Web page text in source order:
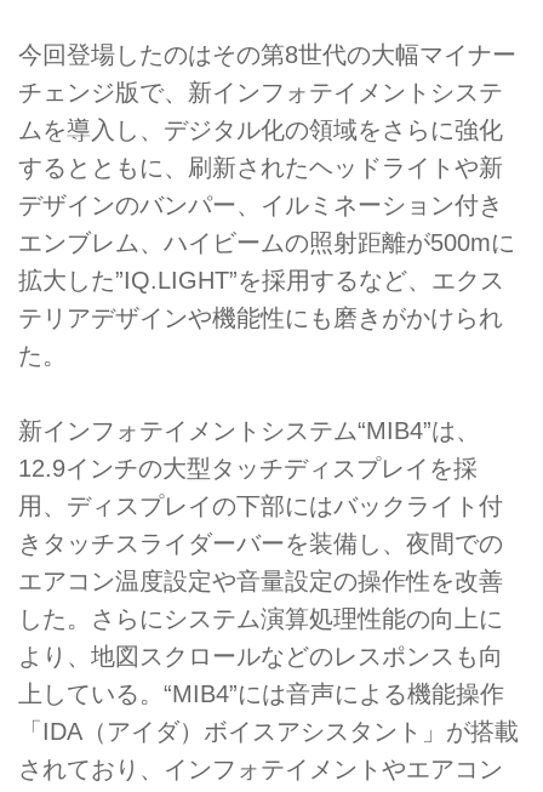
今回登場したのはその第8世代の大幅マイナー
チェンジ版で、新インフォテイメントシステ
ムを導入し、デジタル化の領域をさらに強化
するとともに、刷新されたヘッドライトや新
デザインのバンパー、イルミネーション付き
エンブレム、ハイビームの照射距離が500mに
拡大した”IQ.LIGHT”を採用するなど、エクス
テリアデザインや機能性にも磨きがかけられ
た。
新インフォテイメントシステム“MIB4”は、
12.9インチの大型タッチディスプレイを採
用、ディスプレイの下部にはバックライト付
きタッチスライダーバーを装備し、夜間での
エアコン温度設定や音量設定の操作性を改善
した。さらにシステム演算処理性能の向上に
より、地図スクロールなどのレスポンスも向
上している。“MIB4”には音声による機能操作
「IDA（アイダ）ボイスアシスタント」が搭載
されており、インフォテイメントやエアコン